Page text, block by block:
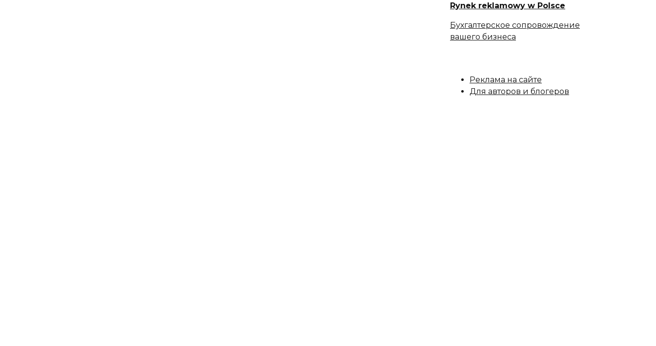
Rynek reklamowy w Polsce
Бухгалтерское сопровождение
вашего бизнеса
Реклама на сайте
Для авторов и блогеров